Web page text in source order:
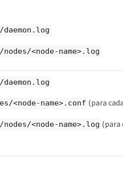
<node-name>.log
<node-name>.conf (para
<node-name>.log (para